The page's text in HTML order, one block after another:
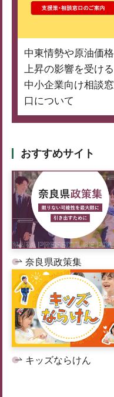
中東情勢や原油価格
上昇の影響を受ける
中小企業向け相談窓
口について
おすすめサイト
奈良県政策集
キッズならけん